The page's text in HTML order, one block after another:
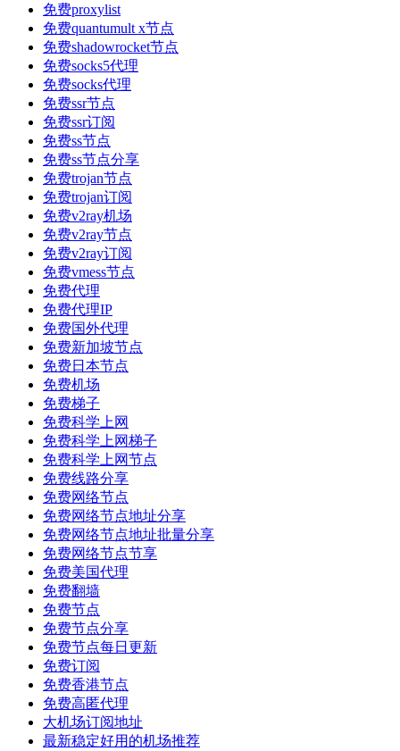
免费proxylist
免费quantumult x节点
免费shadowrocket节点
免费socks5代理
免费socks代理
免费ssr节点
免费ssr订阅
免费ss节点
免费ss节点分享
免费trojan节点
免费trojan订阅
免费v2ray机场
免费v2ray节点
免费v2ray订阅
免费vmess节点
免费代理
免费代理IP
免费国外代理
免费新加坡节点
免费日本节点
免费机场
免费梯子
免费科学上网
免费科学上网梯子
免费科学上网节点
免费线路分享
免费网络节点
免费网络节点地址分享
免费网络节点地址批量分享
免费网络节点节享
免费美国代理
免费翻墙
免费节点
免费节点分享
免费节点每日更新
免费订阅
免费香港节点
免费高匿代理
大机场订阅地址
最新稳定好用的机场推荐